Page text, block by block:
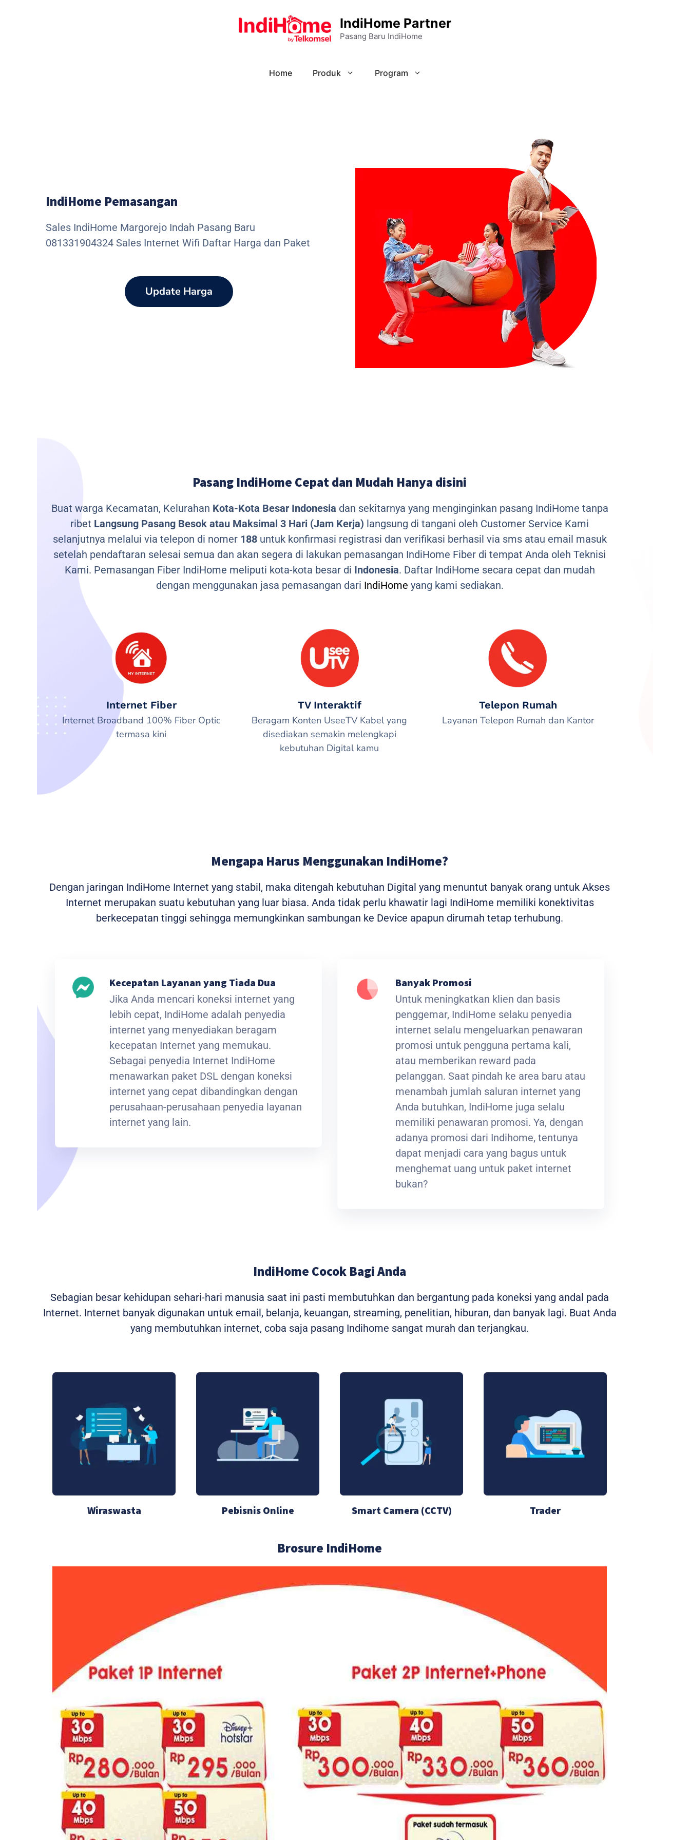
IndiHome Partner
Pasang Baru IndiHome
Home Produk Program
IndiHome Pemasangan
Sales IndiHome Margorejo Indah Pasang Baru
081331904324 Sales Internet Wifi Daftar Harga dan Paket
Update Harga
Pasang IndiHome Cepat dan Mudah Hanya disini
Buat warga Kecamatan, Kelurahan Kota-Kota Besar Indonesia dan sekitarnya yang menginginkan pasang IndiHome tanpa
ribet Langsung Pasang Besok atau Maksimal 3 Hari (Jam Kerja) langsung di tangani oleh Customer Service Kami
selanjutnya melalui via telepon di nomer 188 untuk konfirmasi registrasi dan verifikasi berhasil via sms atau email masuk
setelah pendaftaran selesai semua dan akan segera di lakukan pemasangan IndiHome Fiber di tempat Anda oleh Teknisi
Kami. Pemasangan Fiber IndiHome meliputi kota-kota besar di Indonesia. Daftar IndiHome secara cepat dan mudah
dengan menggunakan jasa pemasangan dari IndiHome yang kami sediakan.
Internet Fiber
Internet Broadband 100% Fiber Optic
termasa kini
TV Interaktif
Beragam Konten UseeTV Kabel yang
disediakan semakin melengkapi
kebutuhan Digital kamu
Telepon Rumah
Layanan Telepon Rumah dan Kantor
Mengapa Harus Menggunakan IndiHome?
Dengan jaringan IndiHome Internet yang stabil, maka ditengah kebutuhan Digital yang menuntut banyak orang untuk Akses
Internet merupakan suatu kebutuhan yang luar biasa. Anda tidak perlu khawatir lagi IndiHome memiliki konektivitas
berkecepatan tinggi sehingga memungkinkan sambungan ke Device apapun dirumah tetap terhubung.
Kecepatan Layanan yang Tiada Dua
Jika Anda mencari koneksi internet yang
lebih cepat, IndiHome adalah penyedia
internet yang menyediakan beragam
kecepatan Internet yang memukau.
Sebagai penyedia Internet IndiHome
menawarkan paket DSL dengan koneksi
internet yang cepat dibandingkan dengan
perusahaan-perusahaan penyedia layanan
internet yang lain.
Banyak Promosi
Untuk meningkatkan klien dan basis
penggemar, IndiHome selaku penyedia
internet selalu mengeluarkan penawaran
promosi untuk pengguna pertama kali,
atau memberikan reward pada
pelanggan. Saat pindah ke area baru atau
menambah jumlah saluran internet yang
Anda butuhkan, IndiHome juga selalu
memiliki penawaran promosi. Ya, dengan
adanya promosi dari Indihome, tentunya
dapat menjadi cara yang bagus untuk
menghemat uang untuk paket internet
bukan?
IndiHome Cocok Bagi Anda
Sebagian besar kehidupan sehari-hari manusia saat ini pasti membutuhkan dan bergantung pada koneksi yang andal pada
Internet. Internet banyak digunakan untuk email, belanja, keuangan, streaming, penelitian, hiburan, dan banyak lagi. Buat Anda
yang membutuhkan internet, coba saja pasang Indihome sangat murah dan terjangkau.
Wiraswasta Pebisnis Online Smart Camera (CCTV) Trader
Brosure IndiHome